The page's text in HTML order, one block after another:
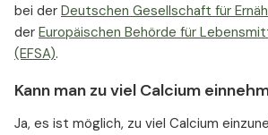
bei der Deutschen Gesellschaft für
der Europäischen Behörde für
(EFSA).
Kann man zu viel Calcium
Ja, es ist möglich, zu viel Calcium